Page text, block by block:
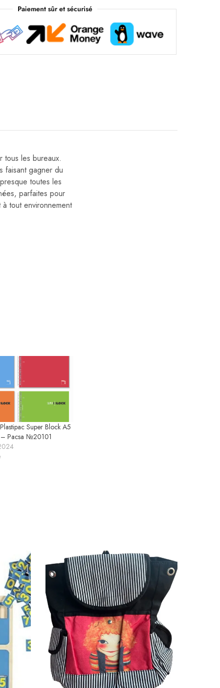
Paiement sûr et sécurisé
tous les bureaux.
faisant gagner du
toutes les
parfaites pour
tout environnement
Super Block A5
Pacsa №20101